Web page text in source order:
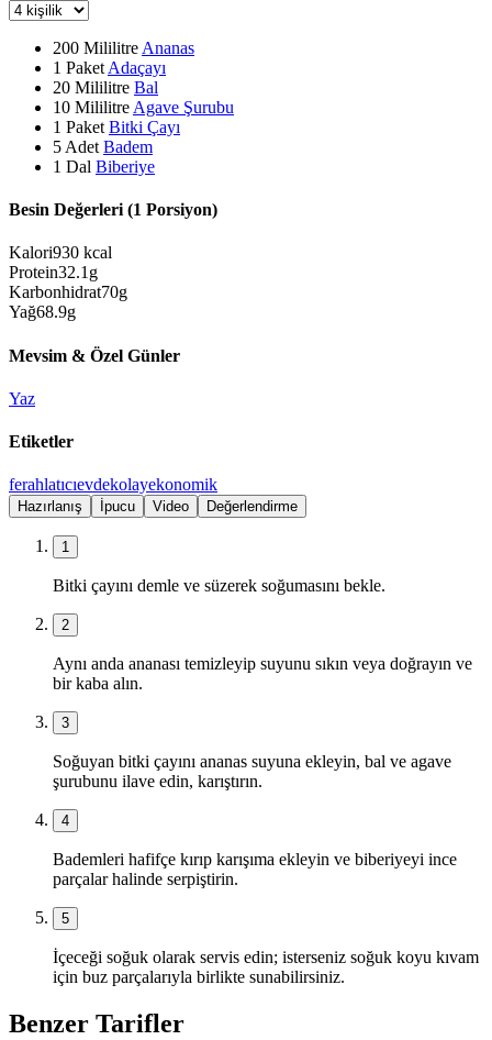
200 Mililitre Ananas
1 Paket Adaçayı
20 Mililitre Bal
10 Mililitre Agave Şurubu
1 Paket Bitki Çayı
5 Adet Badem
1 Dal Biberiye
Besin Değerleri (1 Porsiyon)
Kalori930 kcal
Protein32.1 g
Karbonhidrat70g
Yağ68.9g
Mevsim & Özel Günler
Yaz
Etiketler
ferahlatıcıevdekolayekonomik
Hazırlanış İpucu Video Değerlendirme
1
Bitki çayını demle ve süzerek soğumasını bekle.
2
Aynı anda ananası temizleyip suyunu sıkın veya doğrayın ve
bir kaba alın.
3
Soğuyan bitki çayını ananas suyuna ekleyin, bal ve agave
şurubunu ilave edin, karıştırın.
4
Bademleri hafifçe kırıp karışıma ekleyin ve biberiyeyi ince
parçalar halinde serpiştirin.
5
İçeceği soğuk olarak servis edin; isterseniz soğuk koyu kıvam
için buz parçalarıyla birlikte sunabilirsiniz.
Benzer Tarifler